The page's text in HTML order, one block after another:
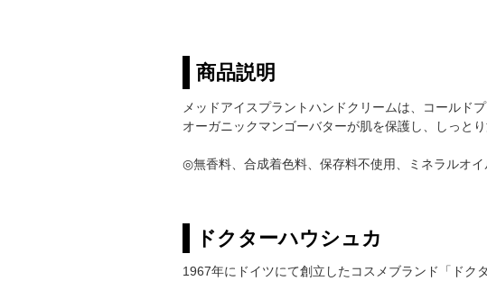
商品説明
メッドアイスプラントハンドクリームは、コールド
オーガニックマンゴーバターが肌を保護し、しっと
◎無香料、合成着色料、保存料不使用、ミネラルオ
ドクターハウシュカ
1967年にドイツにて創立したコスメブランド「ドク